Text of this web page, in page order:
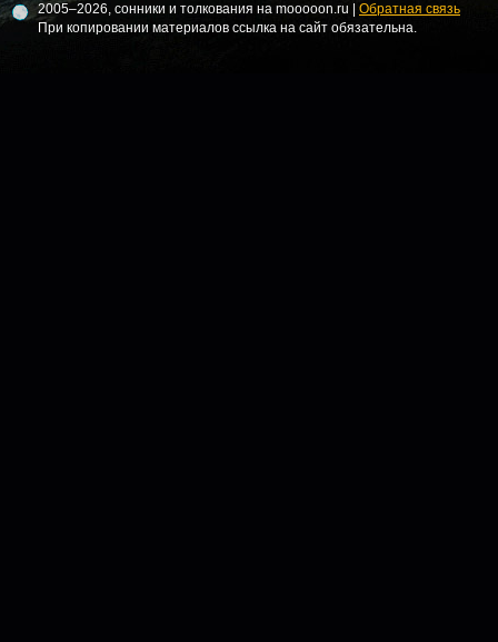
2005–2026, сонники и толкования на mooooon.ru | Обратная связь
При копировании материалов ссылка на сайт обязательна.